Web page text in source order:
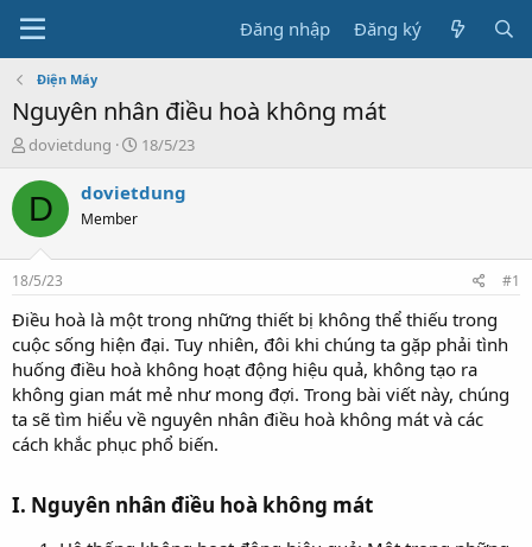
Đăng nhập Đăng ký
Điện Máy
Nguyên nhân điều hoà không mát
T
r
a
s
t
a
t
e
r
dovietdung
N
à
18/5/23
D dovietdung
Member
18/5/23 #1
Điều hoà là một trong những thiết bị không thể thiếu trong
cuộc sống hiện đại. Tuy nhiên, đôi khi chúng ta gặp phải tình
huống điều hoà không hoạt động hiệu quả, không tạo ra
không gian mát mẻ như mong đợi. Trong bài viết này, chúng
ta sẽ tìm hiểu về nguyên nhân điều hoà không mát và các
cách khắc phục phổ biến.
I. Nguyên nhân điều hoà không mát​